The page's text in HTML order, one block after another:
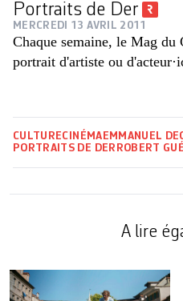
Portraits de Der
MERCREDI 13 AVRIL 2011
Chaque semaine, le Mag
portrait d'artiste ou
CULTURECINÉMA EMMANUEL
PORTRAITS DE DER ROBERT
A lire